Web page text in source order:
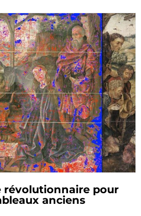
révolutionnaire pour
anciens